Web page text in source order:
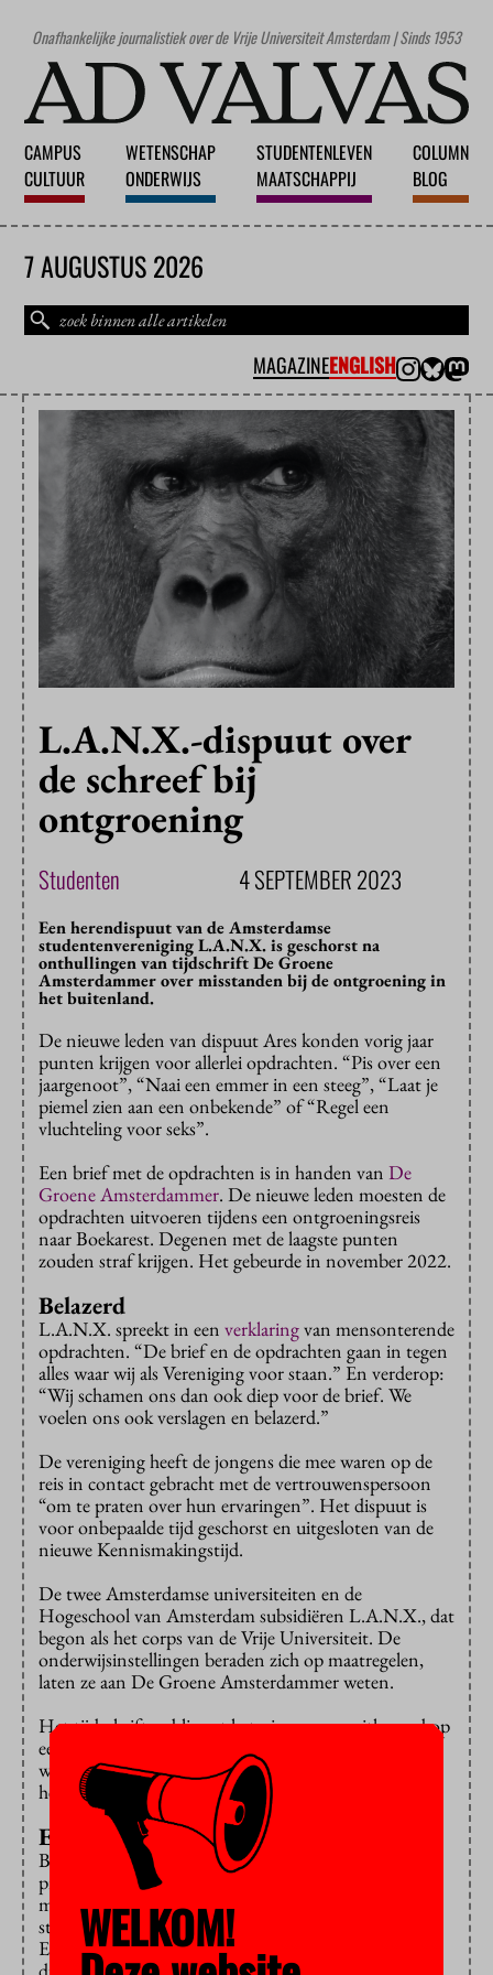
Onafhankelijke journalistiek over de Vrije Universiteit Amsterdam | Sinds 1953
CAMPUS
CULTUUR
WETENSCHAP
ONDERWIJS
STUDENTENLEVEN
MAATSCHAPPIJ
COLUMN
BLOG
7 AUGUSTUS 2026
MAGAZINEENGLISH
L.A.N.X.-dispuut over
de schreef bij
ontgroening
Studenten 4 SEPTEMBER 2023
Een herendispuut van de Amsterdamse
studentenvereniging L.A.N.X. is geschorst na
onthullingen van tijdschrift De Groene
Amsterdammer over misstanden bij de ontgroening in
het buitenland.
De nieuwe leden van dispuut Ares konden vorig jaar
punten krijgen voor allerlei opdrachten. “Pis over een
jaargenoot”, “Naai een emmer in een steeg”, “Laat je
piemel zien aan een onbekende” of “Regel een
vluchteling voor seks”.
Een brief met de opdrachten is in handen van De
Groene Amsterdammer. De nieuwe leden moesten de
opdrachten uitvoeren tijdens een ontgroeningsreis
naar Boekarest. Degenen met de laagste punten
zouden straf krijgen. Het gebeurde in november 2022.
Belazerd
L.A.N.X. spreekt in een verklaringvan mensonterende
opdrachten. “De brief en de opdrachten gaan in tegen
alles waar wij als Vereniging voor staan.” En verderop:
“Wij schamen ons dan ook diep voor de brief. We
voelen ons ook verslagen en belazerd.”
De vereniging heeft de jongens die mee waren op de
reis in contact gebracht met de vertrouwenspersoon
“om te praten over hun ervaringen”. Het dispuut is
voor onbepaalde tijd geschorst en uitgesloten van de
nieuwe Kennismakingstijd.
De twee Amsterdamse universiteiten en de
Hogeschool van Amsterdam subsidiëren L.A.N.X., dat
begon als het corps van de Vrije Universiteit. De
onderwijsinstellingen beraden zich op maatregelen,
laten ze aan De Groene Amsterdammer weten.
Het tijdschrift publiceert het nieuws vooruitlopend op
een themanummer over ontgroeningen bij disputen,
waar de overkoepelende verenigingen weinig zicht op
hebben.
Elk jaar
Bijna elk jaar komen er verhalen naar buiten over
problemen bij ontgroeningen. Vorig jaar bijvoorbeeld
moesten Maastrichtse eerstejaars van
studentenvereniging Tragos over elkaar heen
Een jaar eerder was er sprake van
WELKOM!